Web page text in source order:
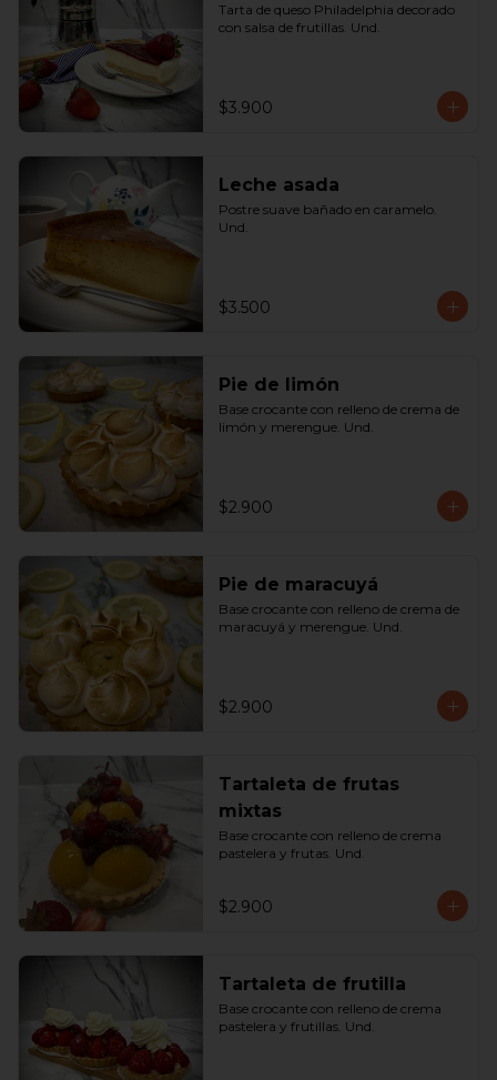
Tarta de queso Philadelphia decorado
con salsa de frutillas. Und.
$3.900
Leche asada
Postre suave bañado en caramelo.
Und.
$3.500
Pie de limón
Base crocante con relleno de crema de
limón y merengue. Und.
$2.900
Pie de maracuyá
Base crocante con relleno de crema de
maracuyá y merengue. Und.
$2.900
Tartaleta de frutas
mixtas
Base crocante con relleno de crema
pastelera y frutas. Und.
$2.900
Tartaleta de frutilla
Base crocante con relleno de crema
pastelera y frutillas. Und.